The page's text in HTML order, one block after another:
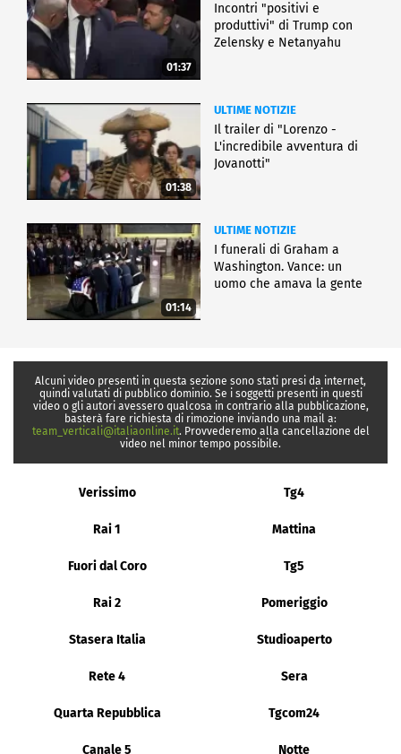
01:37
Incontri "positivi e
produttivi" di Trump con
Zelensky e Netanyahu
01:38
ULTIME NOTIZIE
Il trailer di "Lorenzo -
L'incredibile avventura di
Jovanotti"
01:14
ULTIME NOTIZIE
I funerali di Graham a
Washington. Vance: un
uomo che amava la gente
Alcuni video presenti in questa sezione sono stati presi da internet,
quindi valutati di pubblico dominio. Se i soggetti presenti in questi
video o gli autori avessero qualcosa in contrario alla pubblicazione,
basterà fare richiesta di rimozione inviando una mail a:
team_verticali@italiaonline.it. Provvederemo alla cancellazione del
video nel minor tempo possibile.
Verissimo Tg4
Rai 1 Mattina
Fuori dal Coro Tg5
Rai 2 Pomeriggio
Stasera Italia Studioaperto
Rete 4 Sera
Quarta Repubblica Tgcom24
Canale 5 Notte